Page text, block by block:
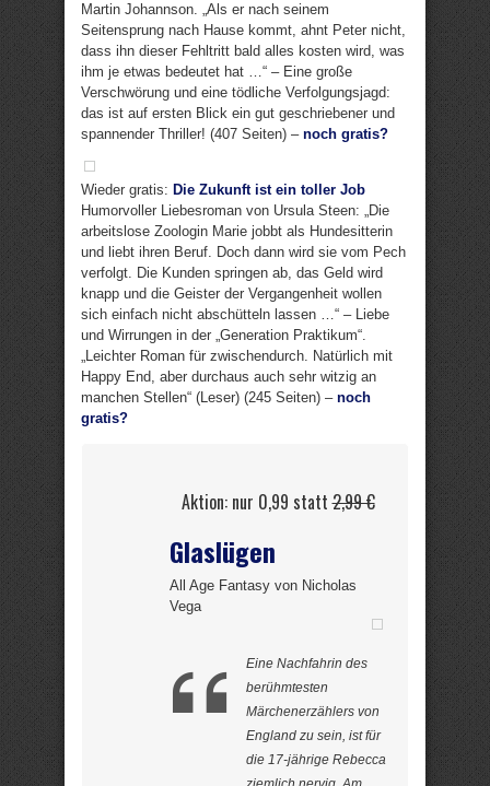
Martin Johannson. „Als er nach seinem
Seitensprung nach Hause kommt, ahnt Peter nicht,
dass ihn dieser Fehltritt bald alles kosten wird, was
ihm je etwas bedeutet hat …“ – Eine große
Verschwörung und eine tödliche Verfolgungsjagd:
das ist auf ersten Blick ein gut geschriebener und
spannender Thriller! (407 Seiten) – noch gratis?
Wieder gratis: Die Zukunft ist ein toller Job
Humorvoller Liebesroman von Ursula Steen: „Die
arbeitslose Zoologin Marie jobbt als Hundesitterin
und liebt ihren Beruf. Doch dann wird sie vom Pech
verfolgt. Die Kunden springen ab, das Geld wird
knapp und die Geister der Vergangenheit wollen
sich einfach nicht abschütteln lassen …“ – Liebe
und Wirrungen in der „Generation Praktikum“.
„Leichter Roman für zwischendurch. Natürlich mit
Happy End, aber durchaus auch sehr witzig an
manchen Stellen“ (Leser) (245 Seiten) – noch
gratis?
Aktion: nur 0,99 statt2,99 €
Glaslügen
All Age Fantasy von Nicholas
Vega
Eine Nachfahrin des
berühmtesten
Märchenerzählers von
England zu sein, ist für
die 17-jährige Rebecca